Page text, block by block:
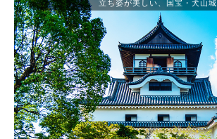
立ち姿が美しい、国宝・犬山城